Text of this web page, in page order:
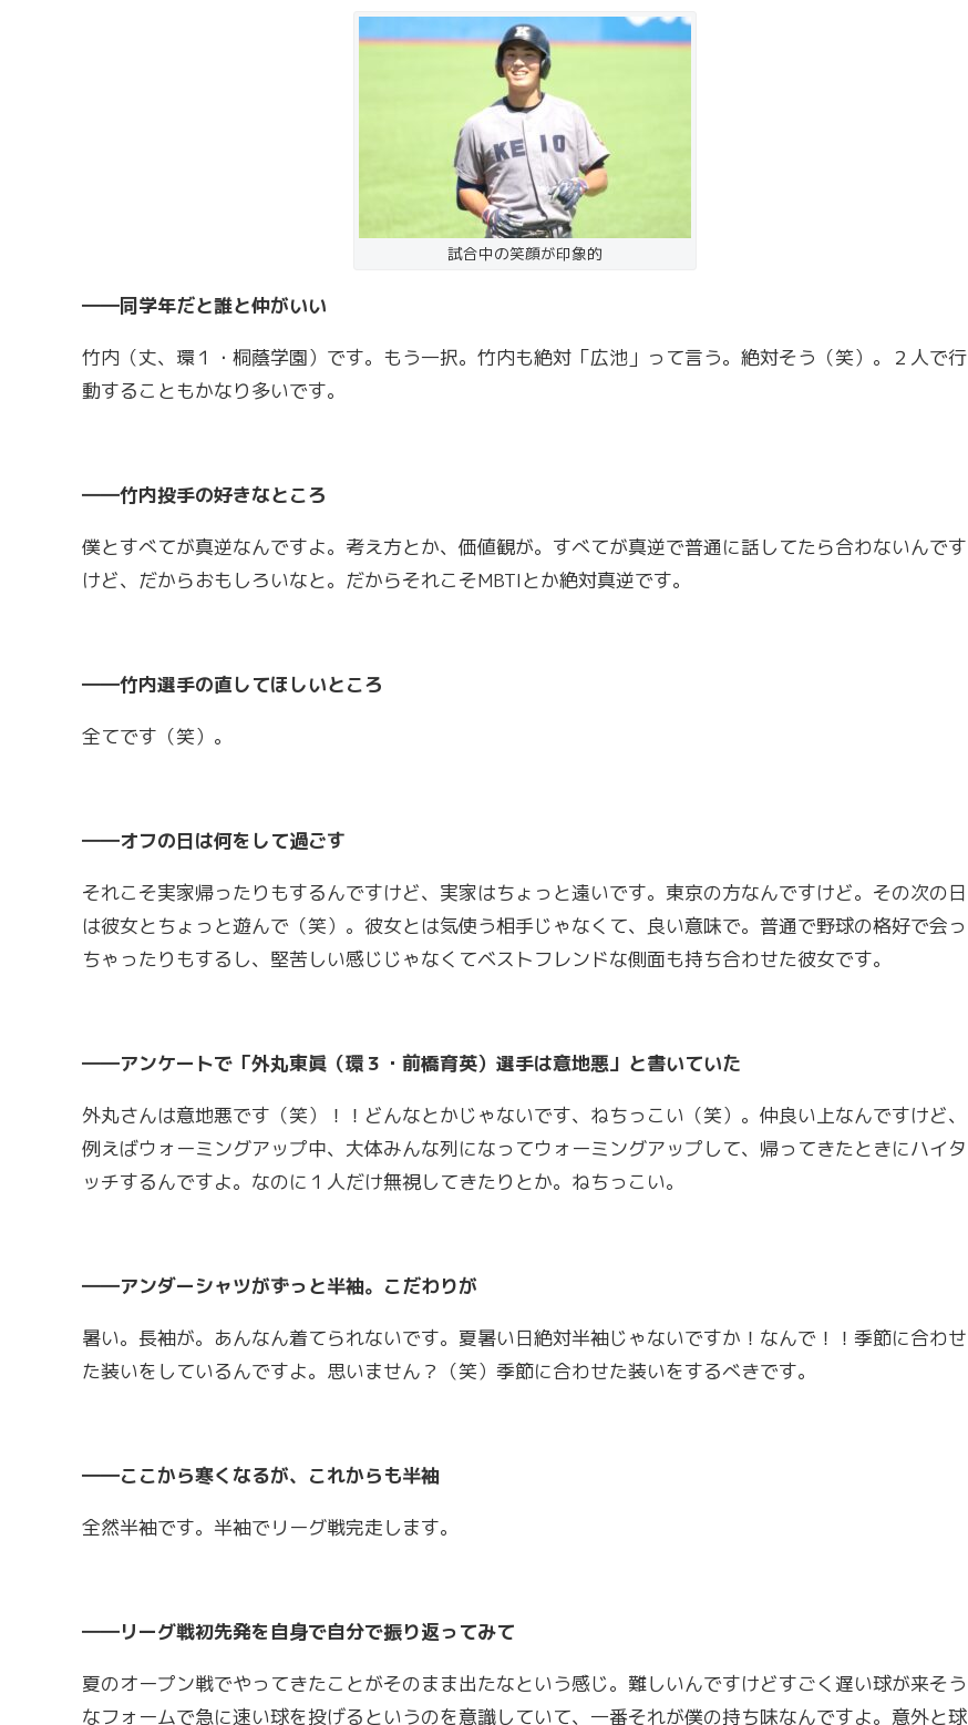
試合中の笑顔が印象的
――同学年だと誰と仲がいい
竹内（丈、環１・桐蔭学園）です。もう一択。竹内も絶対「広池」って言う。絶対そう（笑）。２人で行
動することもかなり多いです。
――竹内投手の好きなところ
僕とすべてが真逆なんですよ。考え方とか、価値観が。すべてが真逆で普通に話してたら合わないんです
けど、だからおもしろいなと。だからそれこそMBTIとか絶対真逆です。
――竹内選手の直してほしいところ
全てです（笑）。
――オフの日は何をして過ごす
それこそ実家帰ったりもするんですけど、実家はちょっと遠いです。東京の方なんですけど。その次の日
は彼女とちょっと遊んで（笑）。彼女とは気使う相手じゃなくて、良い意味で。普通で野球の格好で会っ
ちゃったりもするし、堅苦しい感じじゃなくてベストフレンドな側面も持ち合わせた彼女です。
――アンケートで「外丸東眞（環３・前橋育英）選手は意地悪」と書いていた
外丸さんは意地悪です（笑）！！どんなとかじゃないです、ねちっこい（笑）。仲良い上なんですけど、
例えばウォーミングアップ中、大体みんな列になってウォーミングアップして、帰ってきたときにハイタ
ッチするんですよ。なのに１人だけ無視してきたりとか。ねちっこい。
――アンダーシャツがずっと半袖。こだわりが
暑い。長袖が。あんなん着てられないです。夏暑い日絶対半袖じゃないですか！なんで！！季節に合わせ
た装いをしているんですよ。思いません？（笑）季節に合わせた装いをするべきです。
――ここから寒くなるが、これからも半袖
全然半袖です。半袖でリーグ戦完走します。
――リーグ戦初先発を自身で自分で振り返ってみて
夏のオープン戦でやってきたことがそのまま出たなという感じ。難しいんですけどすごく遅い球が来そう
なフォームで急に速い球を投げるというのを意識していて、一番それが僕の持ち味なんですよ。意外と球